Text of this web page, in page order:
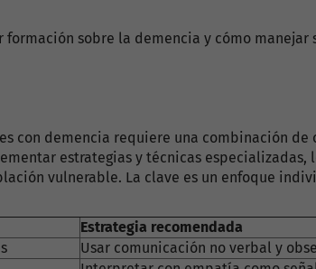
formación sobre la demencia y cómo
con demencia requiere una combinación
estrategias y técnicas especializadas,
vulnerable. La clave es un enfoque
Estrategia recomendada
Usar comunicación no verbal y